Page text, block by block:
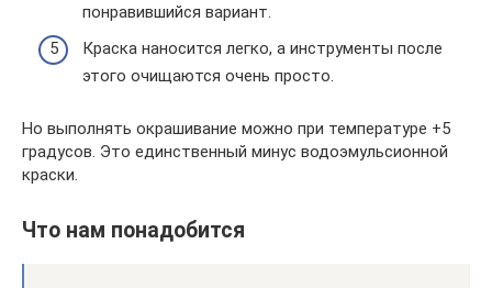
понравившийся вариант.
Краска наносится легко, а инструменты после
этого очищаются очень просто.
Но выполнять окрашивание можно при температуре +5
градусов. Это единственный минус водоэмульсионной
краски.
Что нам понадобится